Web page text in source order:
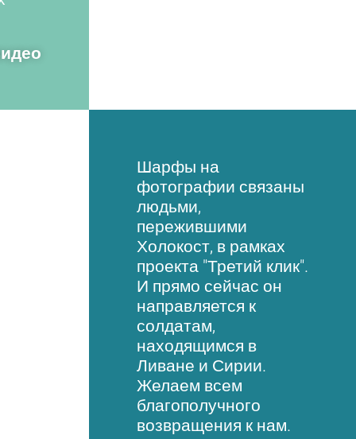
Шарфы на
фотографии связаны
людьми,
пережившими
Холокост, в рамках
проекта "Третий клик".
И прямо сейчас он
направляется к
солдатам,
находящимся в
Ливане и Сирии.
Желаем всем
благополучного
возвращения к нам.